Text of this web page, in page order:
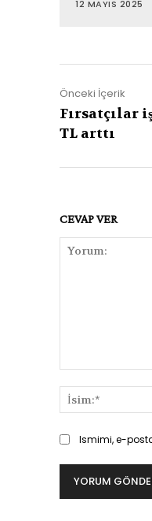
12 MAYIS 2025
Önceki İçerik
Fırsatçılar
TL arttı
CEVAP VER
Ismimi, e-